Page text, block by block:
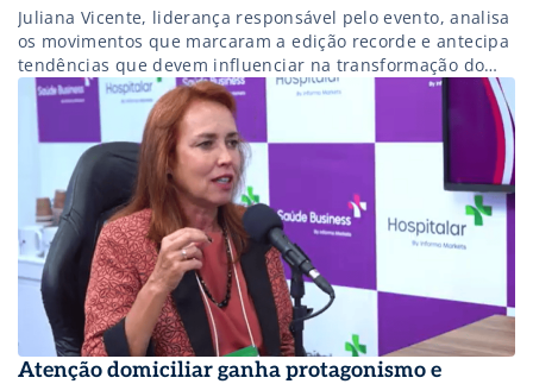
Juliana Vicente, liderança responsável pelo evento, analisa
os movimentos que marcaram a edição recorde e antecipa
tendências que devem influenciar na transformação do
setor.
Atenção domiciliar ganha protagonismo e